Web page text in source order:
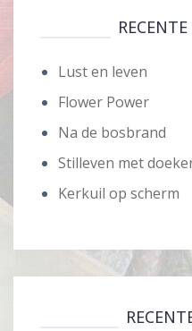
Lust en leven
Flower Power
Na de bosbrand
Stilleven met
Kerkuil op scherm